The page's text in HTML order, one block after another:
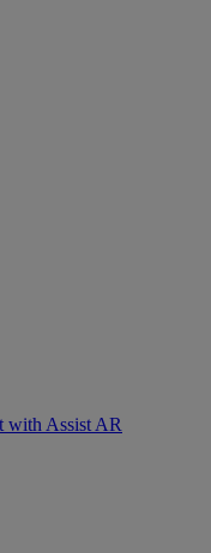
with Assist AR